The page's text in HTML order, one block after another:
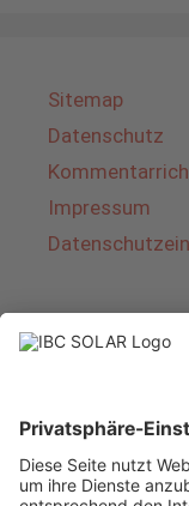
Sitemap
Datenschutz
Impressum
Über IBC
von
Bereich
Unternehmen